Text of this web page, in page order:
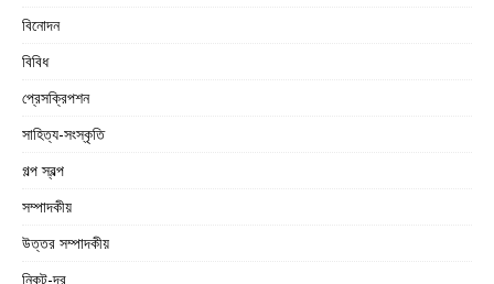
বিনোদন
বিবিধ
প্রেসক্রিপশন
সাহিত্য-সংস্কৃতি
গল্প স্বল্প
সম্পাদকীয়
উত্তর সম্পাদকীয়
নিকট-দূর